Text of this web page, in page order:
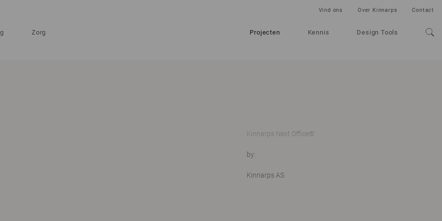
Zorg Projecten Kennis Design Tools
Vind ons Over Kinnarps Contact
Kinnarps Next Office®
by:
Kinnarps AS